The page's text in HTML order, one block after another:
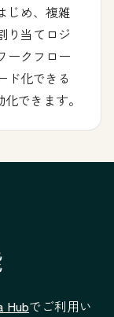
じめ、複雑
り当てロジ
ークフロー
ド化できる
できます。
Hubでご利用い